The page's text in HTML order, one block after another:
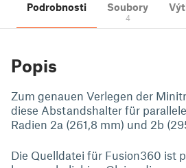
Podrobnosti Soubory
4
Popis
Zum genauen Verlegen der
diese Abstandshalter für
Radien 2a (261,8 mm) und 2b
Die Quelldatei für Fusion360 ist